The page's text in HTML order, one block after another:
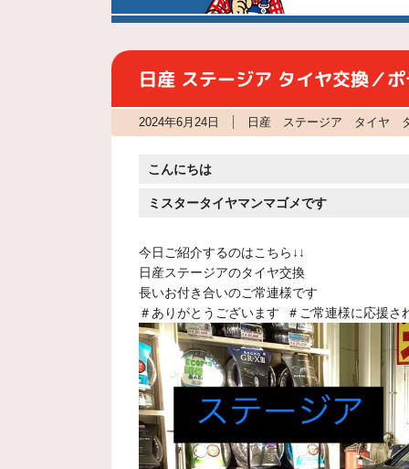
日産 ステージア タイヤ交換／
2024年6月24日 日産 ステージア タイヤ タ
こんにちは
ミスタータイヤマンマゴメです
今日ご紹介するのはこちら↓↓
日産ステージアのタイヤ交換
長いお付き合いのご常連様です
＃ありがとうございます ＃ご常連様に応援さ